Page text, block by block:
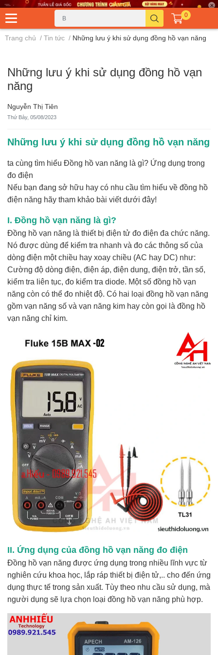
0
Trang chủ / Tin tức / Những lưu ý khi sử dụng đồng hồ vạn năng
Những lưu ý khi sử dụng đồng hồ vạn
năng
Nguyễn Thị Tiên
Thứ Bảy, 05/08/2023
Những lưu ý khi sử dụng đồng hồ vạn năng
ta cùng tìm hiểu Đồng hồ van năng là gì? Ứng dụng trong
đo điện
Nếu bạn đang sở hữu hay có nhu cầu tìm hiểu về đồng hồ
điện năng hãy tham khảo bài viết dưới đây!
I. Đồng hồ vạn năng là gì?
Đồng hồ vạn năng là thiết bị điện tử đo điện đa chức năng.
Nó được dùng để kiểm tra nhanh và đo các thông số của
dòng điện một chiều hay xoay chiều (AC hay DC) như:
Cường độ dòng điện, điện áp, điện dung, điện trở, tần số,
kiểm tra liên tục, đo kiểm tra diode. Một số đồng hồ vạn
năng còn có thể đo nhiệt độ. Có hai loại đồng hồ vạn năng
gồm vạn năng số và vạn năng kim hay còn gọi là đồng hồ
vạn năng chỉ kim.
II. Ứng dụng của đồng hồ vạn năng đo điện
Đồng hồ vạn năng được ứng dụng trong nhiều lĩnh vực từ
nghiên cứu khoa học, lắp ráp thiết bị điện tử,.. cho đến ứng
dụng thực tế trong sản xuất. Tùy theo nhu cầu sử dụng, mà
người dụng sẽ lựa chọn loại đồng hồ vạn năng phù hợp.